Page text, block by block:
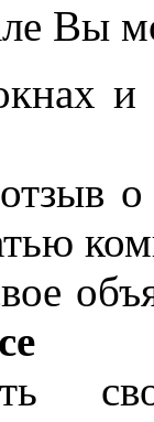
Вы
и